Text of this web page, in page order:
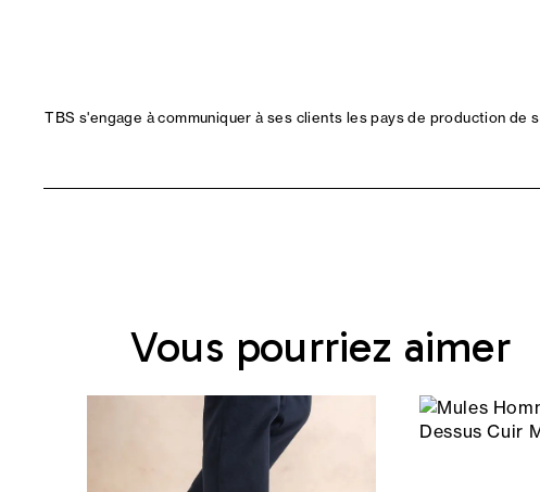
TBS s'engage à communiquer à ses clients les pays de production
Vous pourriez aimer